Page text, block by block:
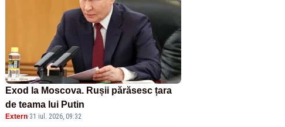
Exod la Moscova. Rușii părăsesc țara
de teama lui Putin
Extern·31 iul. 2026, 09:32